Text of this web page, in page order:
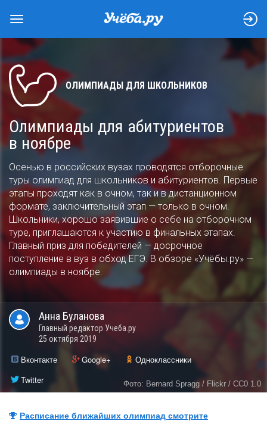
ОЛИМПИАДЫ ДЛЯ ШКОЛЬНИКОВ
Олимпиады для абитуриентов
в ноябре
Осенью в российских вузах проводятся отборочные
туры олимпиад для школьников и абитуриентов. Первые
этапы проходят как в очном, так и в дистанционном
формате, заключительный этап — только в очном.
Школьники, хорошо заявившие о себе на отборочном
туре, приглашаются к участию в финальных этапах.
Главный приз для победителей — досрочное
поступление в вуз в обход ЕГЭ. В обзоре «Учёбы.ру» —
олимпиады в ноябре.
Анна Буланова
Главный редактор Учеба.ру
25 октября 2019
Вконтакте Google+
Одноклассники
Twitter
Фото: Bernard Spragg / Flickr / CC0 1.0
Расписание ближайших олимпиад смотрите